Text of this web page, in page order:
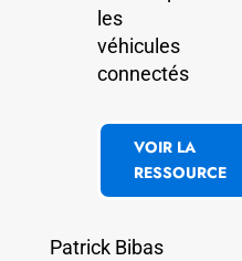
les
véhicules
connectés
VOIR LA
RESSOURCE
Patrick Bibas